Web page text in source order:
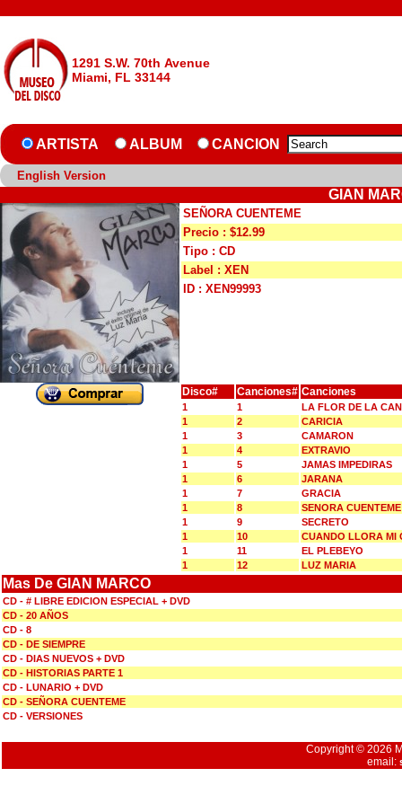
1291 S.W. 70th Avenue
Miami, FL 33144
ARTISTA ALBUM CANCION
English Version
GIAN
SEÑORA CUENTEME
Precio : $12.99
Tipo : CD
Label : XEN
ID : XEN99993
Disco# Canciones# Canciones
1 1
LA FLOR DE LA
1
2
CARICIA
1
3
CAMARON
1
4
EXTRAVIO
1
5
JAMAS IMPEDIRAS
1
6
JARANA
1
7
GRACIA
1
8
SENORA CUENTEME
1
9
SECRETO
1
10
CUANDO LLORA MI
1
11
EL PLEBEYO
1
12 LUZ MARIA
Mas De GIAN MARCO
CD - # LIBRE EDICION ESPECIAL + DVD
CD - 20 AÑOS
CD - 8
CD - DE SIEMPRE
CD - DIAS NUEVOS + DVD
CD - HISTORIAS PARTE 1
CD - LUNARIO + DVD
CD - SEÑORA CUENTEME
CD - VERSIONES
Copyright © 2026
email: